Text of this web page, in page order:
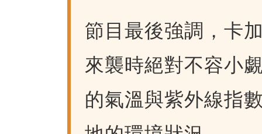
節目最後強調，卡
來襲時絕對不容小
的氣溫與紫外線指